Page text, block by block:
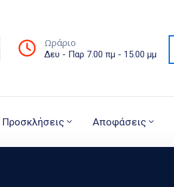
Ωράριο
Δευ - Παρ 7.00 πμ - 15.00 μμ
Προσκλήσεις Αποφάσεις